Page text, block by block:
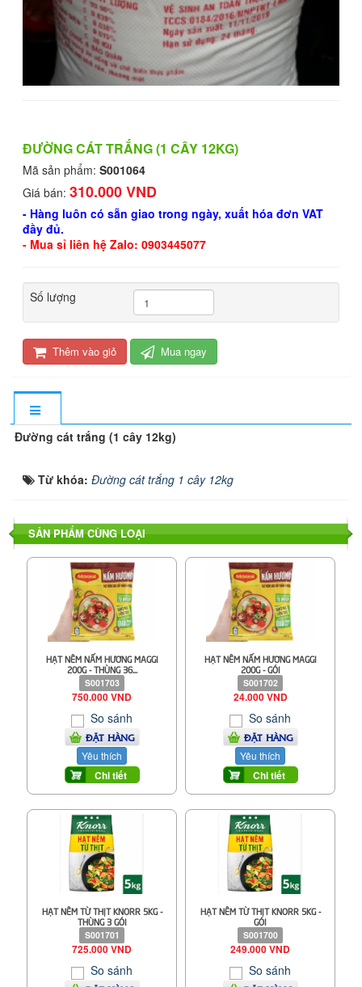
ĐƯỜNG CÁT TRẮNG (1 CÂY 12KG)
Mã sản phẩm: S001064
Giá bán: 310.000 VND
- Hàng luôn có sẵn giao trong ngày, xuất hóa đơn VAT
đầy đủ.
- Mua sỉ liên hệ Zalo: 0903445077
Số lượng
Thêm vào giỏ Mua ngay
Đường cát trắng (1 cây 12kg)
Từ khóa: Đường cát trắng 1 cây 12kg
SẢN PHẨM CÙNG LOẠI
HẠT NÊM NẤM HƯƠNG MAGGI
200G - THÙNG 36...
S001703
750.000 VND
So sánh
ĐẶT HÀNG
Yêu thích
Chi tiết
HẠT NÊM NẤM HƯƠNG MAGGI
200G - GÓI
S001702
24.000 VND
So sánh
ĐẶT HÀNG
Yêu thích
Chi tiết
HẠT NÊM TỪ THỊT KNORR 5KG -
THÙNG 3 GÓI
S001701
725.000 VND
So sánh
HẠT NÊM TỪ THỊT KNORR 5KG -
GÓI
S001700
249.000 VND
So sánh